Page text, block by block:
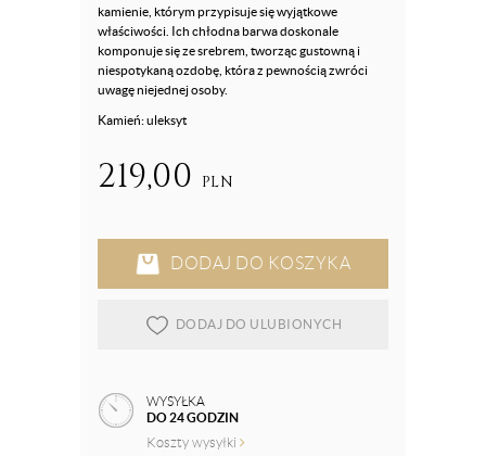
kamienie, którym przypisuje się wyjątkowe
właściwości. Ich chłodna barwa doskonale
komponuje się ze srebrem, tworząc gustowną i
niespotykaną ozdobę, która z pewnością zwróci
uwagę niejednej osoby.
Kamień: uleksyt
219,00 PLN
DODAJ DO KOSZYKA
DODAJ DO ULUBIONYCH
WYSYŁKA
DO 24 GODZIN
Koszty wysyłki